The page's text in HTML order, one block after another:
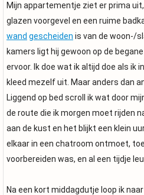
Mijn appartementje ziet er prima
glazen voorgevel en een ruime
wand gescheiden is van de woon-/
kamers ligt hij gewoon op de
ervoor. Ik doe wat ik altijd doe als ik
kleed mezelf uit. Maar anders dan
Liggend op bed scroll ik wat door
de route die ik morgen moet rijden
aan de kust en het blijkt een klein
elkaar in een chatroom ontmoet,
voorbereiden was, en al een tijdje
Na een kort middagdutje loop ik